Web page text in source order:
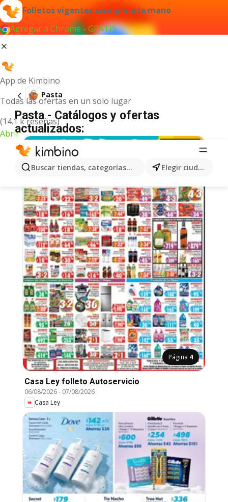
Folletos vigentes siempre a la mano
Agregar a Chrome - GRATIS
App de Kimbino
Todas las ofertas en un solo lugar
(14.1 k reseñas)
Abrir
Buscar tiendas, categorías, productos... Elegir ciudad
Pasta
Pasta - Catálogos y ofertas
actualizados:
Página 4
Casa Ley folleto Autoservicio
06/08/2026- 07/08/2026
Casa Ley